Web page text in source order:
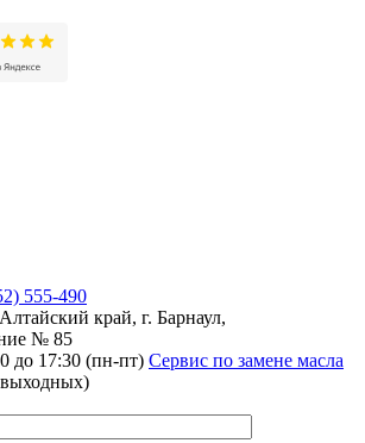
555-490
край, г. Барнаул,
№ 85
до 17:30 (пн-пт) Сервис по замене масла
выходных)